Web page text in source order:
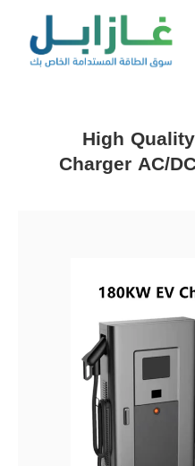
High
Charger AC/